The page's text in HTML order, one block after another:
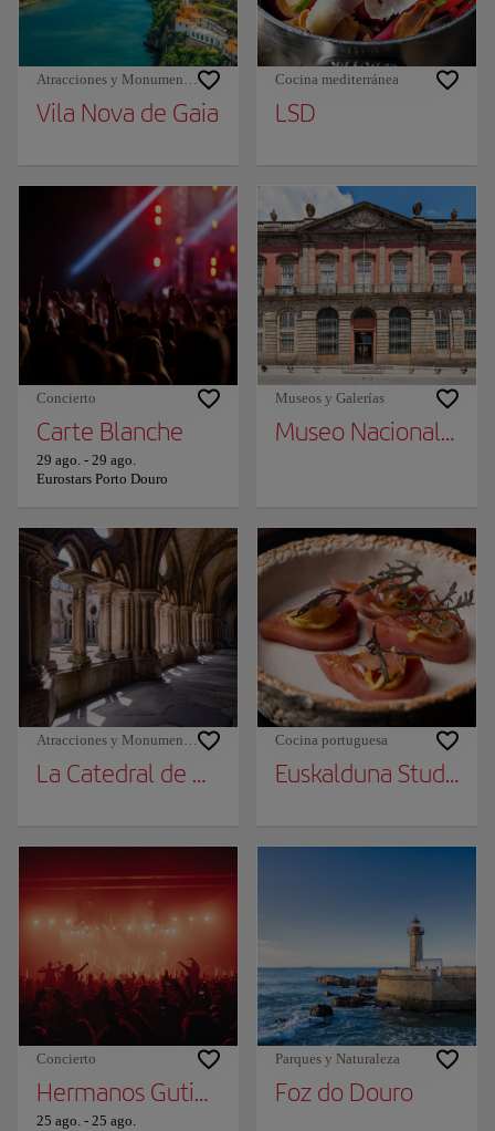
Atracciones y Monumentos
Vila Nova de Gaia
Cocina mediterránea
LSD
Concierto
Carte Blanche
29 ago. - 29 ago.
Eurostars Porto Douro
Museos y Galerías
Museo Nacional
Atracciones y Monumentos
La Catedral de Oporto
Cocina portuguesa
Euskalduna Studio
Concierto
Hermanos Gutierrez
25 ago. - 25 ago.
Parques y Naturaleza
Foz do Douro